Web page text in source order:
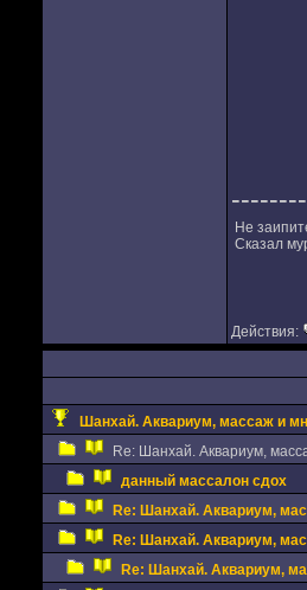
Не
Сказал
Действия:
Шанхай. Аквариум, массаж и
Re: Шанхай. Аквариум,
данный массалон сдох
Re: Шанхай. Аквариум,
Re: Шанхай. Аквариум,
Re: Шанхай. Аквариум,